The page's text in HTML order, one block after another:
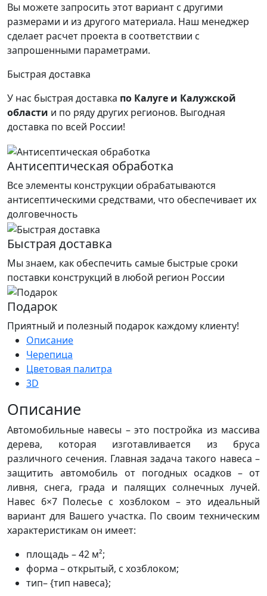
Вы можете запросить этот вариант с другими
размерами и из другого материала. Наш менеджер
сделает расчет проекта в соответствии с
запрошенными параметрами.
Быстрая доставка
У нас быстрая доставка по Калуге и Калужской
области и по ряду других регионов. Выгодная
доставка по всей России!
Антисептическая обработка
Все элементы конструкции обрабатываются
антисептическими средствами, что обеспечивает их
долговечность
Быстрая доставка
Мы знаем, как обеспечить самые быстрые сроки
поставки конструкций в любой регион России
Подарок
Приятный и полезный подарок каждому клиенту!
Описание
Черепица
Цветовая палитра
3D
Описание
Автомобильные навесы – это постройка из массива
дерева, которая изготавливается из бруса
различного сечения. Главная задача такого навеса –
защитить автомобиль от погодных осадков – от
ливня, снега, града и палящих солнечных лучей.
Навес 6×7 Полесье с хозблоком – это идеальный
вариант для Вашего участка. По своим техническим
характеристикам он имеет:
площадь – 42 м²;
форма – открытый, с хозблоком;
тип– {тип навеса};